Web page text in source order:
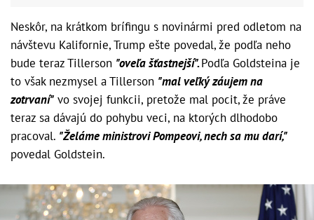
Neskôr, na krátkom brífingu s novinármi pred odletom na
návštevu Kalifornie, Trump ešte povedal, že podľa neho
bude teraz Tillerson "oveľa šťastnejší".Podľa Goldsteina je
to však nezmysel a Tillerson "mal veľký záujem na
zotrvaní" vo svojej funkcii, pretože mal pocit, že práve
teraz sa dávajú do pohybu veci, na ktorých dlhodobo
pracoval. "Želáme ministrovi Pompeovi, nech sa mu darí,"
povedal Goldstein.